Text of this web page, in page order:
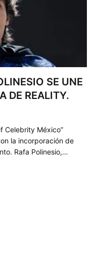
SE UNE
DE REALITY.
Celebrity México”
la incorporación de
Rafa Polinesio,…